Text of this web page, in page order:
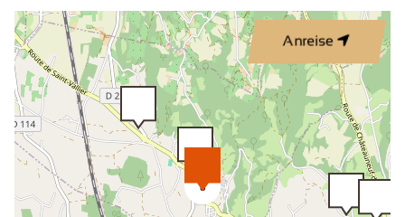
Anreise
3